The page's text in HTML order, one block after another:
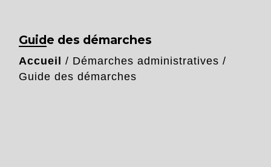
Guide des démarches
Accueil / Démarches administratives /
Guide des démarches